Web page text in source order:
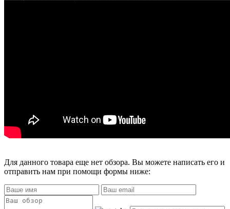
Для данного товара еще нет обзора. Вы можете написать его и
отправить нам при помощи формы ниже: